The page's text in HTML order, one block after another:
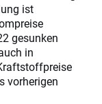
ist
gesunken
in
vorherigen